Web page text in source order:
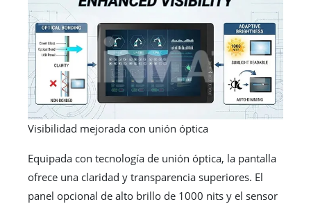
Visibilidad mejorada con unión óptica
Equipada con tecnología de unión óptica, la pantalla
ofrece una claridad y transparencia superiores. El
panel opcional de alto brillo de 1000 nits y el sensor